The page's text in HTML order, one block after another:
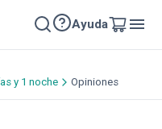
Ayuda
y 1 noche
Opiniones